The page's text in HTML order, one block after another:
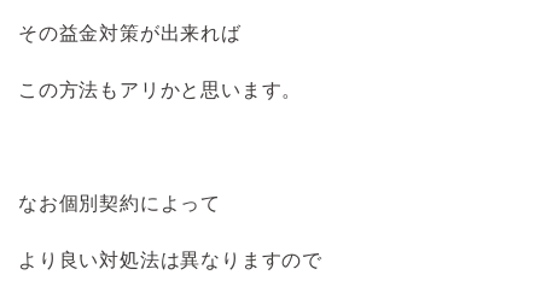
その益金対策が出来れば
この方法もアリかと思います。
なお個別契約によって
より良い対処法は異なりますので